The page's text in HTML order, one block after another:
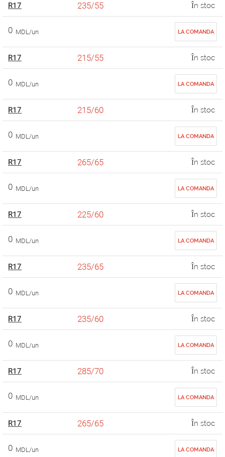
R17 235/55 În stoc
0 MDL/un LA COMANDA
R17 215/55 În stoc
0 MDL/un LA COMANDA
R17 215/60 În stoc
0 MDL/un LA COMANDA
R17 265/65 În stoc
0 MDL/un LA COMANDA
R17 225/60 În stoc
0 MDL/un LA COMANDA
R17 235/65 În stoc
0 MDL/un LA COMANDA
R17 235/60 În stoc
0 MDL/un LA COMANDA
R17 285/70 În stoc
0 MDL/un LA COMANDA
R17 265/65 În stoc
0 MDL/un LA COMANDA